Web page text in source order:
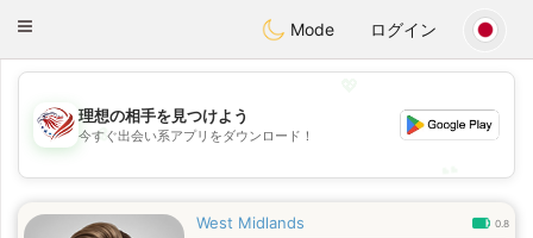
StatesDating
Toggle
Mode ログイン
💖
💕
理想の相手を見つけよう
今すぐ出会い系アプリをダウンロード！
West Midlands 0.8